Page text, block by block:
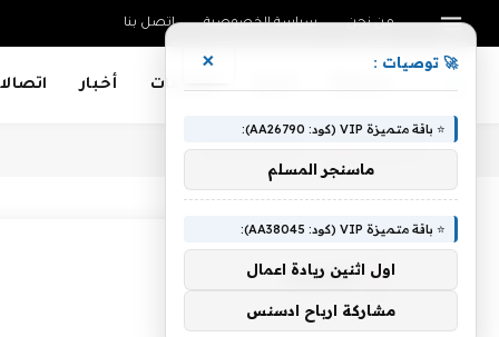
من نحن سياسة الخصوصية اتصل بنا
تطبيقات أخبار
أنت الآن تتصفح: Home
»تعليمية
تعليمية
🚀 توصيات : ×
⭐ باقة متميزة VIP (كود: AA26790):
ماسنجر المسلم
⭐ باقة متميزة VIP (كود: AA38045):
اول اثنين ريادة اعمال
مشاركة ارباح ادسنس